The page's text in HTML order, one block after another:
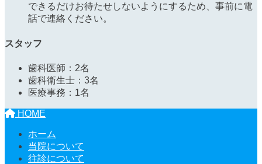
できるだけお待たせしないようにするため、事前に電
話で連絡ください。
スタッフ
歯科医師：2名
歯科衛生士：3名
医療事務：1名
HOME
ホーム
当院について
往診について